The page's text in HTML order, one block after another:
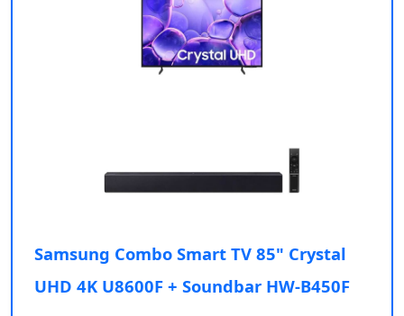
Samsung Combo Smart TV 85" Crystal
UHD 4K U8600F + Soundbar HW-B450F